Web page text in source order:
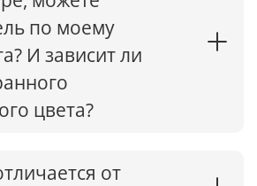
по моему
И зависит ли
цвета?
от